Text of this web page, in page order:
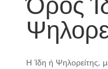
Η Ίδη ή Ψηλορείτης,